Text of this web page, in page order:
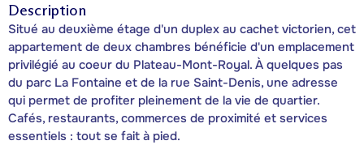
Description
Situé au deuxième étage d'un duplex au cachet victorien, cet
appartement de deux chambres bénéficie d'un emplacement
privilégié au coeur du Plateau-Mont-Royal. À quelques pas
du parc La Fontaine et de la rue Saint-Denis, une adresse
qui permet de profiter pleinement de la vie de quartier.
Cafés, restaurants, commerces de proximité et services
essentiels : tout se fait à pied.